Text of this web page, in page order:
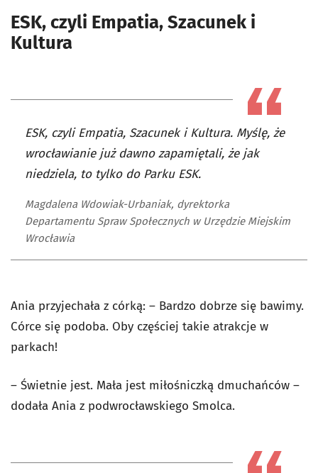
ESK, czyli Empatia, Szacunek i
Kultura
ESK, czyli Empatia, Szacunek i Kultura. Myślę, że
wrocławianie już dawno zapamiętali, że jak
niedziela, to tylko do Parku ESK.
Magdalena Wdowiak-Urbaniak, dyrektorka
Departamentu Spraw Społecznych w Urzędzie Miejskim
Wrocławia
Ania przyjechała z córką: – Bardzo dobrze się bawimy.
Córce się podoba. Oby częściej takie atrakcje w
parkach!
– Świetnie jest. Mała jest miłośniczką dmuchańców –
dodała Ania z podwrocławskiego Smolca.